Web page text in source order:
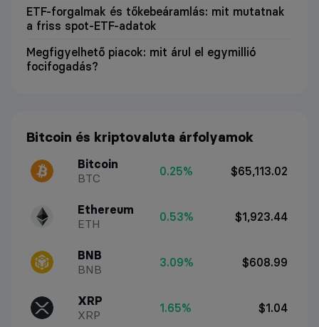
ETF-forgalmak és tőkebeáramlás: mit mutatnak
a friss spot-ETF-adatok
Megfigyelhető piacok: mit árul el egymillió
focifogadás?
Bitcoin és kriptovaluta árfolyamok
Bitcoin
BTC
0.25% $65,113.02
Ethereum
ETH
0.53% $1,923.44
BNB
BNB
3.09% $608.99
XRP
XRP
1.65% $1.04